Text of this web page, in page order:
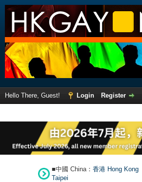
Hello There, Guest! Login
Register
■中國 China： 香港 Hong Kong
Taipei